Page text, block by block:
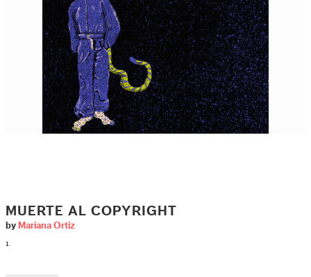
MUERTE AL COPYRIGHT
by Mariana Ortiz
1.